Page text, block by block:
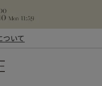
ついて